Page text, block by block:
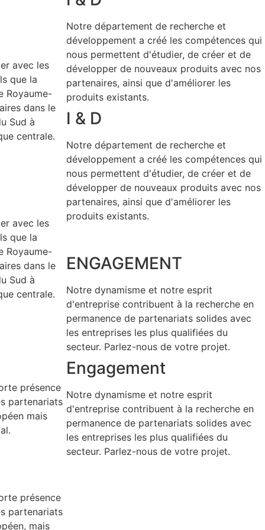
avec les
que la
Royaume-
dans le
Sud à
centrale.
avec les
que la
Royaume-
dans le
Sud à
centrale.
présence
partenariats
mais
présence
partenariats
mais
Notre département de recherche et
développement a créé les compétences qui
nous permettent d'étudier, de créer et de
développer de nouveaux produits avec nos
partenaires, ainsi que d'améliorer les
produits existants.
I & D
Notre département de recherche et
développement a créé les compétences qui
nous permettent d'étudier, de créer et de
développer de nouveaux produits avec nos
partenaires, ainsi que d'améliorer les
produits existants.
ENGAGEMENT
Notre dynamisme et notre esprit
d'entreprise contribuent à la recherche en
permanence de partenariats solides avec
les entreprises les plus qualifiées du
secteur. Parlez-nous de votre projet.
Engagement
Notre dynamisme et notre esprit
d'entreprise contribuent à la recherche en
permanence de partenariats solides avec
les entreprises les plus qualifiées du
secteur. Parlez-nous de votre projet.